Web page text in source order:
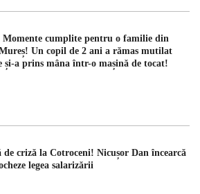
Momente cumplite pentru o familie din
Un copil de 2 ani a rămas mutilat
și-a prins mâna într-o mașină de tocat!
de criză la Cotroceni! Nicușor Dan încearcă
legea salarizării